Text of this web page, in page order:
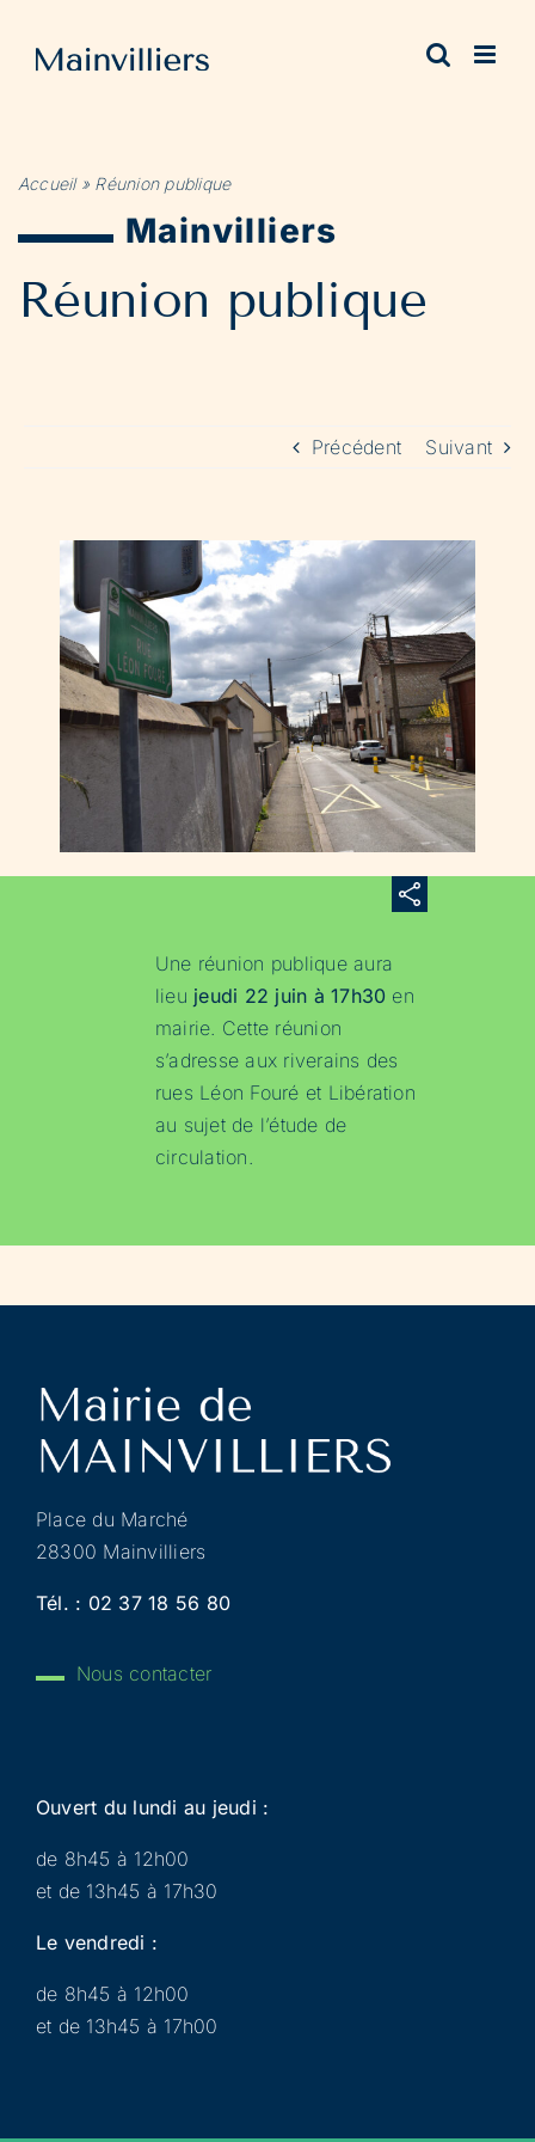
contenu
Accueil» Réunion publique
Mainvilliers
Réunion publique
Précédent Suivant
Une réunion publique aura
lieu jeudi 22 juin à 17h30 en
mairie. Cette réunion
s’adresse aux riverains des
rues Léon Fouré et Libération
au sujet de l’étude de
circulation.
Place du Marché
28300 Mainvilliers
Tél. : 02 37 18 56 80
Nous contacter
Ouvert du lundi au jeudi :
de 8h45 à 12h00
et de 13h45 à 17h30
Le vendredi :
de 8h45 à 12h00
et de 13h45 à 17h00